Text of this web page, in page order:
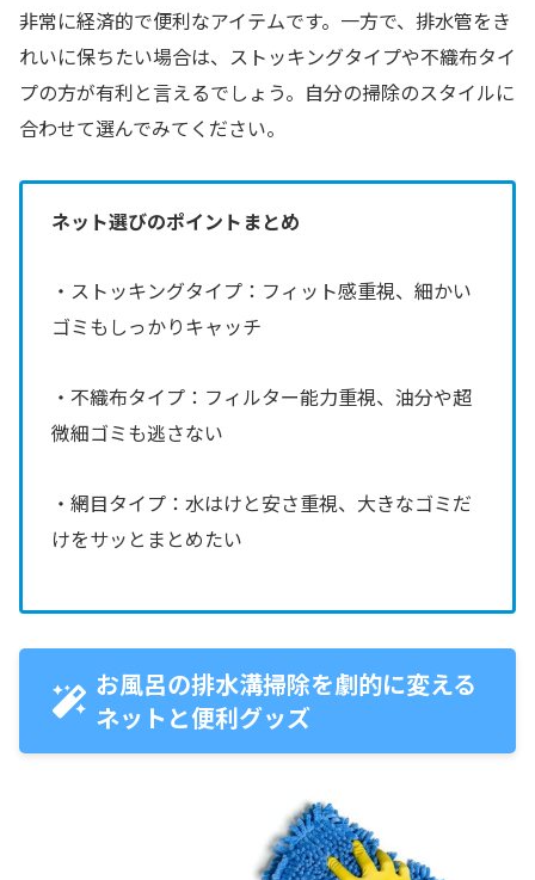
非常に経済的で便利なアイテムです。一方で、排水管をき
れいに保ちたい場合は、ストッキングタイプや不織布タイ
プの方が有利と言えるでしょう。自分の掃除のスタイルに
合わせて選んでみてください。
ネット選びのポイントまとめ
・ストッキングタイプ：フィット感重視、細かい
ゴミもしっかりキャッチ
・不織布タイプ：フィルター能力重視、油分や超
微細ゴミも逃さない
・網目タイプ：水はけと安さ重視、大きなゴミだ
けをサッとまとめたい
お風呂の排水溝掃除を劇的に変える
ネットと便利グッズ